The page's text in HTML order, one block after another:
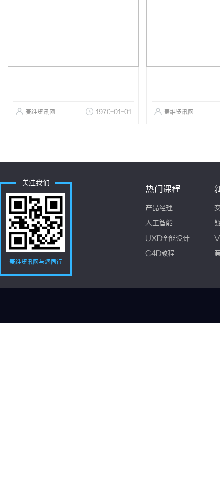
赛维资讯网 1970-01-01 赛维资讯网
关注我们
赛维资讯网与您同行
热门课程
产品经理
人工智能
UXD全能设计
C4D教程